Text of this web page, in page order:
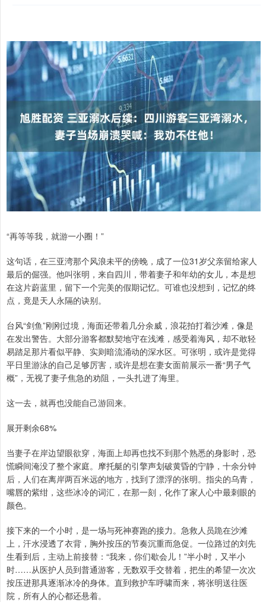
“再等等我，就游一小圈！”
这句话，在三亚湾那个风浪未平的傍晚，成了一位31岁父亲留给家人
最后的倔强。他叫张明，来自四川，带着妻子和年幼的女儿，本是想
在这片蔚蓝里，留下一个完美的假期记忆。可谁也没想到，记忆的终
点，竟是天人永隔的诀别。
台风“剑鱼”刚刚过境，海面还带着几分余威，浪花拍打着沙滩，像是
在发出警告。大部分游客都默契地守在浅滩，感受着海风，却不敢轻
易踏足那片看似平静、实则暗流涌动的深水区。可张明，或许是觉得
平日里游泳的自己足够厉害，或许是想在妻女面前展示一番“男子气
概”，无视了妻子焦急的劝阻，一头扎进了海里。
这一去，就再也没能自己游回来。
展开剩余68%
当妻子在岸边望眼欲穿，海面上却再也找不到那个熟悉的身影时，恐
慌瞬间淹没了整个家庭。摩托艇的引擎声划破黄昏的宁静，十余分钟
后，人们在离岸两百米远的地方，找到了漂浮的张明。指尖的乌青，
嘴唇的紫绀，这些冰冷的词汇，在那一刻，化作了家人心中最刺眼的
颜色。
接下来的一个小时，是一场与死神赛跑的接力。急救人员跪在沙滩
上，汗水浸透了衣背，胸外按压的节奏沉重而急促。一位路过的刘先
生看到后，主动上前接替：“我来，你们歇会儿！”半小时，又半小
时……从医护人员到普通游客，无数双手交替着，把生的希望一次次
按压进那具逐渐冰冷的身体。直到救护车呼啸而来，将张明送往医
院，所有人的心都还悬着。